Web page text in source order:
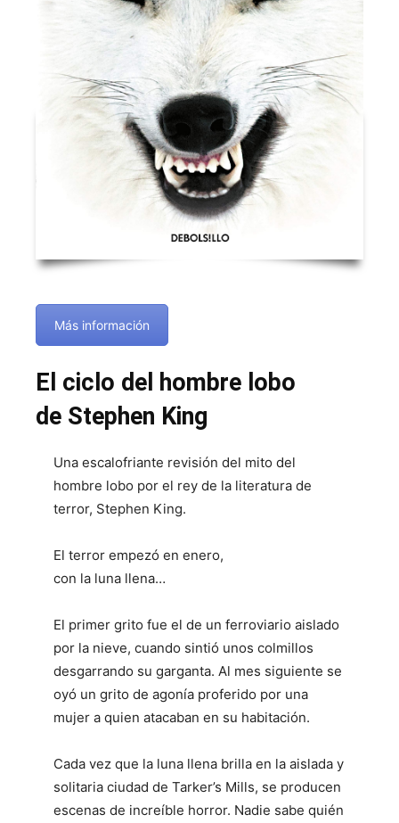
Más información
El ciclo del hombre lobo
de Stephen King
Una escalofriante revisión del mito del
hombre lobo por el rey de la literatura de
terror, Stephen King.
El terror empezó en enero,
con la luna llena…
El primer grito fue el de un ferroviario aislado
por la nieve, cuando sintió unos colmillos
desgarrando su garganta. Al mes siguiente se
oyó un grito de agonía proferido por una
mujer a quien atacaban en su habitación.
Cada vez que la luna llena brilla en la aislada y
solitaria ciudad de Tarker’s Mills, se producen
escenas de increíble horror. Nadie sabe quién